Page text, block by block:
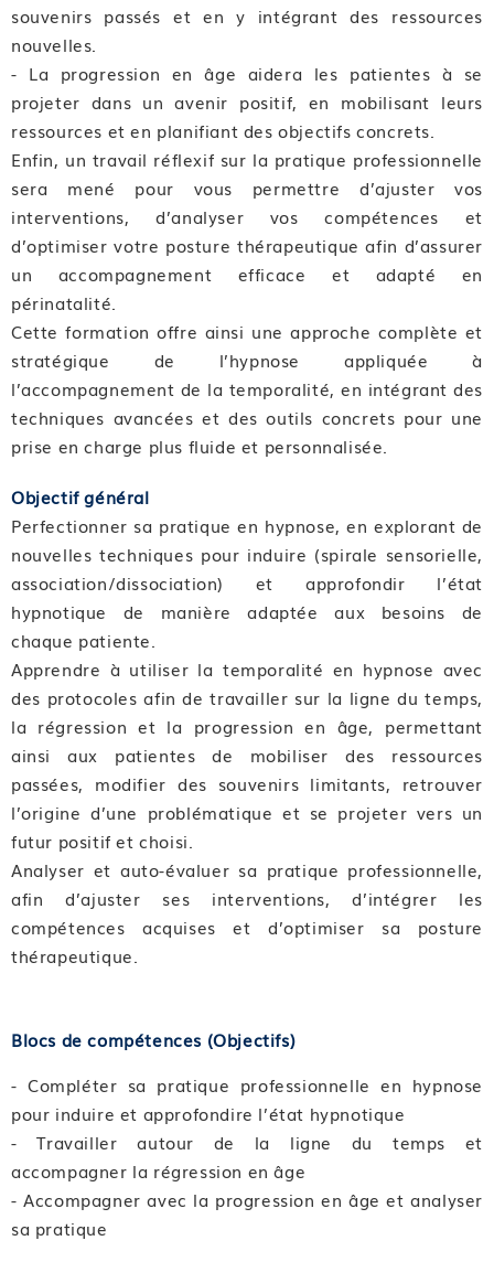
souvenirs passés et en y intégrant des ressources
nouvelles.
- La progression en âge aidera les patientes à se
projeter dans un avenir positif, en mobilisant leurs
ressources et en planifiant des objectifs concrets.
Enfin, un travail réflexif sur la pratique professionnelle
sera mené pour vous permettre d’ajuster vos
interventions, d’analyser vos compétences et
d’optimiser votre posture thérapeutique afin d’assurer
un accompagnement efficace et adapté en
périnatalité.
Cette formation offre ainsi une approche complète et
stratégique de l’hypnose appliquée à
l’accompagnement de la temporalité, en intégrant des
techniques avancées et des outils concrets pour une
prise en charge plus fluide et personnalisée.
Objectif général
Perfectionner sa pratique en hypnose, en explorant de
nouvelles techniques pour induire (spirale sensorielle,
association/dissociation) et approfondir l’état
hypnotique de manière adaptée aux besoins de
chaque patiente.
Apprendre à utiliser la temporalité en hypnose avec
des protocoles afin de travailler sur la ligne du temps,
la régression et la progression en âge, permettant
ainsi aux patientes de mobiliser des ressources
passées, modifier des souvenirs limitants, retrouver
l’origine d’une problématique et se projeter vers un
futur positif et choisi.
Analyser et auto-évaluer sa pratique professionnelle,
afin d’ajuster ses interventions, d’intégrer les
compétences acquises et d’optimiser sa posture
thérapeutique.
Blocs de compétences (Objectifs)
- Compléter sa pratique professionnelle en hypnose
pour induire et approfondire l’état hypnotique
- Travailler autour de la ligne du temps et
accompagner la régression en âge
- Accompagner avec la progression en âge et analyser
sa pratique